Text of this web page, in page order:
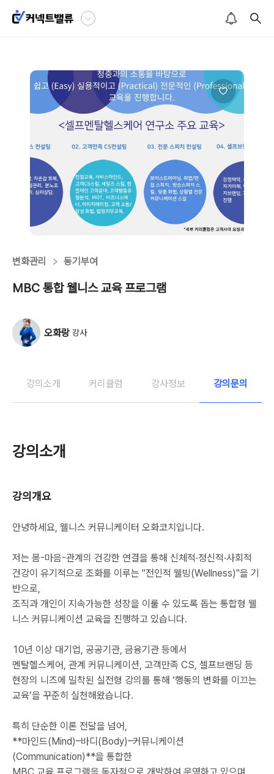
변화관리 동기부여
MBC 통합 웰니스 교육 프로그램
오화랑 강사
강의소개 커리큘럼 강사정보 강의문의
강의소개
강의개요
안녕하세요, 웰니스 커뮤니케이터 오화코치입니다.
저는 몸-마음-관계의 건강한 연결을 통해 신체적·정신적·사회적
건강이 유기적으로 조화를 이루는 ''전인적 웰빙(Wellness)''을 기
반으로,
조직과 개인이 지속가능한 성장을 이룰 수 있도록 돕는 통합형 웰
니스 커뮤니케이션 교육을 진행하고 있습니다.
10년 이상 대기업, 공공기관, 금융기관 등에서
멘탈헬스케어, 관계 커뮤니케이션, 고객만족 CS, 셀프브랜딩 등
현장의 니즈에 밀착된 실전형 강의를 통해 ‘행동의 변화를 이끄는
교육’을 꾸준히 실천해왔습니다.
특히 단순한 이론 전달을 넘어,
**마인드(Mind)–바디(Body)–커뮤니케이션
(Communication)**을 통합한